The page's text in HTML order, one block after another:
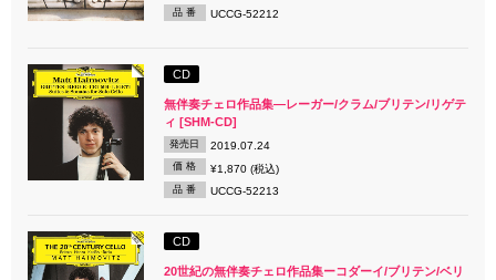
品 番 UCCG-52212
CD
無伴奏チェロ作品集―レーガー/クラム/ブリテン/リゲテ
ィ [SHM-CD]
発売日 2019.07.24
価 格 ¥1,870 (税込)
品 番 UCCG-52213
CD
20世紀の無伴奏チェロ作品集ーコダーイ/ブリテン/ベリ